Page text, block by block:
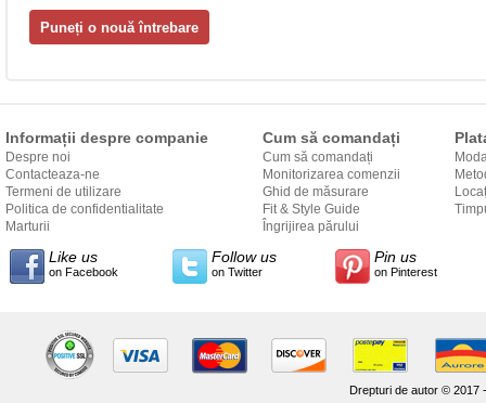
Informații despre companie
Despre noi
Contacteaza-ne
Termeni de utilizare
Politica de confidentialitate
Marturii
Cum să comandați
Cum să comandați
Monitorizarea comenzii
Ghid de măsurare
Fit & Style Guide
Îngrijirea părului
către
Like us
on Facebook
Follow us
on Twitter
Pin us
on Pinterest
Drepturi de autor © 2017